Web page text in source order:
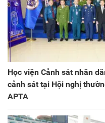
Học viện Cảnh sát nhân
cảnh sát tại Hội nghị
APTA